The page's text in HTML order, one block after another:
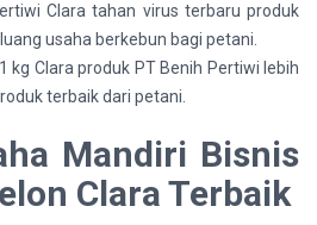
Clara tahan virus terbaru produk
usaha berkebun bagi petani.
kg Clara produk PT Benih Pertiwi lebih
terbaik dari petani.
Mandiri Bisnis
Clara Terbaik